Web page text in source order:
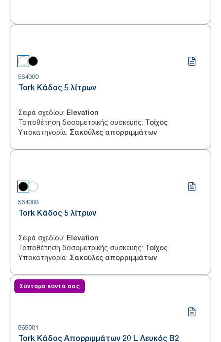
564000
Tork Κάδος 5 λίτρων
Σειρά σχεδίου: Elevation
Τοποθέτηση δοσομετρικής συσκευής: Τοίχος
Υποκατηγορία: Σακούλες απορριμμάτων
564008
Tork Κάδος 5 λίτρων
Σειρά σχεδίου: Elevation
Τοποθέτηση δοσομετρικής συσκευής: Τοίχος
Υποκατηγορία: Σακούλες απορριμμάτων
Σύντομα κοντά σας
565001
Tork Κάδος Απορριμμάτων 20 L Λευκός B2